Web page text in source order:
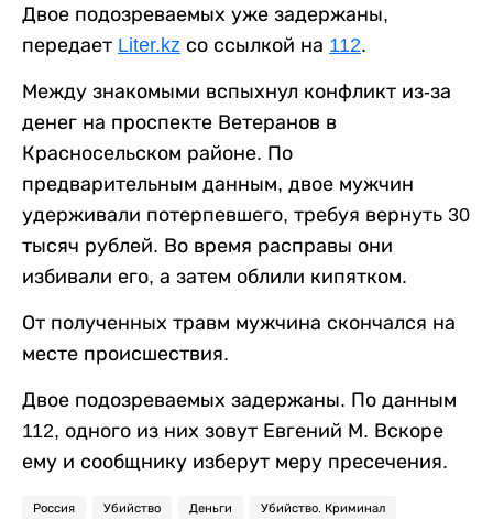
Двое подозреваемых уже задержаны,
передает Liter.kz со ссылкой на 112.
Между знакомыми вспыхнул конфликт из-за
денег на проспекте Ветеранов в
Красносельском районе. По
предварительным данным, двое мужчин
удерживали потерпевшего, требуя вернуть 30
тысяч рублей. Во время расправы они
избивали его, а затем облили кипятком.
От полученных травм мужчина скончался на
месте происшествия.
Двое подозреваемых задержаны. По данным
112, одного из них зовут Евгений М. Вскоре
ему и сообщнику изберут меру пресечения.
Россия Убийство Деньги Убийство. Криминал